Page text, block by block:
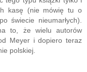
kasę (nie mówię tu o
świecie nieumarłych).
to, że wielu autorów
Meyer i dopiero teraz
polskiej.